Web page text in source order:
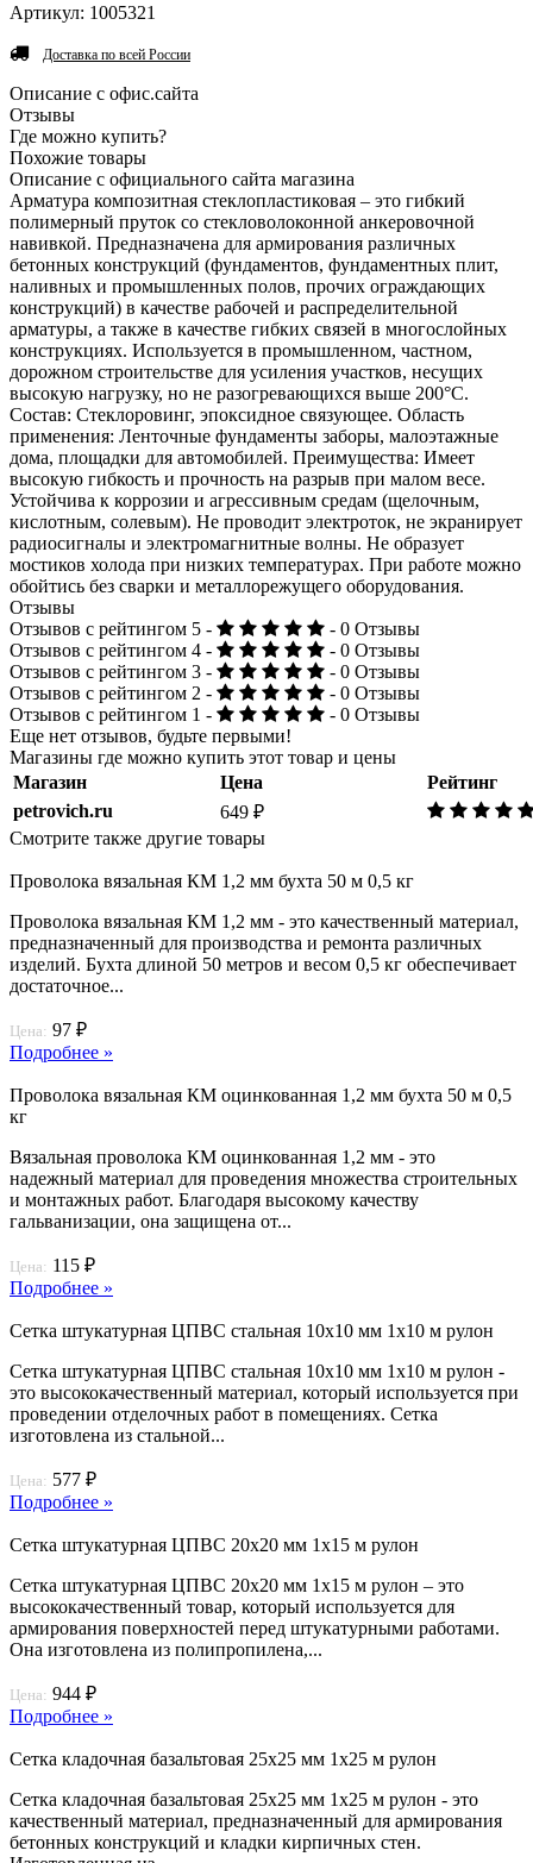
Артикул: 1005321
Доставка по всей России
Описание с офис.сайта
Отзывы
Где можно купить?
Похожие товары
Описание с официального сайта магазина
Арматура композитная стеклопластиковая – это гибкий
полимерный пруток со стекловолоконной анкеровочной
навивкой. Предназначена для армирования различных
бетонных конструкций (фундаментов, фундаментных плит,
наливных и промышленных полов, прочих ограждающих
конструкций) в качестве рабочей и распределительной
арматуры, а также в качестве гибких связей в многослойных
конструкциях. Используется в промышленном, частном,
дорожном строительстве для усиления участков, несущих
высокую нагрузку, но не разогревающихся выше 200°C.
Состав: Стеклоровинг, эпоксидное связующее. Область
применения: Ленточные фундаменты заборы, малоэтажные
дома, площадки для автомобилей. Преимущества: Имеет
высокую гибкость и прочность на разрыв при малом весе.
Устойчива к коррозии и агрессивным средам (щелочным,
кислотным, солевым). Не проводит электроток, не экранирует
радиосигналы и электромагнитные волны. Не образует
мостиков холода при низких температурах. При работе можно
обойтись без сварки и металлорежущего оборудования.
Отзывы
Отзывов с рейтингом 5 -
- 0 Отзывы
Отзывов с рейтингом 4 -
- 0 Отзывы
Отзывов с рейтингом 3 -
- 0 Отзывы
Отзывов с рейтингом 2 -
- 0 Отзывы
Отзывов с рейтингом 1 -
- 0 Отзывы
Еще нет отзывов, будьте первыми!
Магазины где можно купить этот товар и цены
Магазин
Цена
Рейтинг
petrovich.ru
649 ₽
Смотрите также другие товары
Проволока вязальная КМ 1,2 мм бухта 50 м 0,5 кг
Проволока вязальная КМ 1,2 мм - это качественный материал,
предназначенный для производства и ремонта различных
изделий. Бухта длиной 50 метров и весом 0,5 кг обеспечивает
достаточное...
Цена: 97 ₽
Подробнее »
Проволока вязальная КМ оцинкованная 1,2 мм бухта 50 м 0,5
кг
Вязальная проволока КМ оцинкованная 1,2 мм - это
надежный материал для проведения множества строительных
и монтажных работ. Благодаря высокому качеству
гальванизации, она защищена от...
Цена: 115 ₽
Подробнее »
Сетка штукатурная ЦПВС стальная 10х10 мм 1х10 м рулон
Сетка штукатурная ЦПВС стальная 10х10 мм 1х10 м рулон -
это высококачественный материал, который используется при
проведении отделочных работ в помещениях. Сетка
изготовлена из стальной...
Цена: 577 ₽
Подробнее »
Сетка штукатурная ЦПВС 20х20 мм 1х15 м рулон
Сетка штукатурная ЦПВС 20х20 мм 1х15 м рулон – это
высококачественный товар, который используется для
армирования поверхностей перед штукатурными работами.
Она изготовлена из полипропилена,...
Цена: 944 ₽
Подробнее »
Сетка кладочная базальтовая 25х25 мм 1х25 м рулон
Сетка кладочная базальтовая 25х25 мм 1х25 м рулон - это
качественный материал, предназначенный для армирования
бетонных конструкций и кладки кирпичных стен.